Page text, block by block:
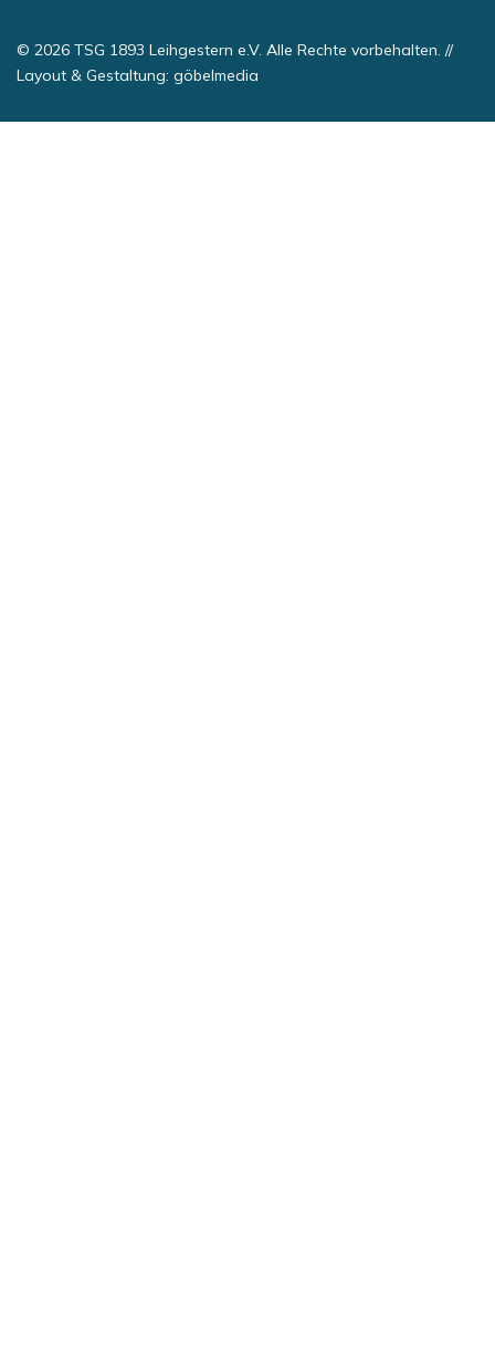
© 2026 TSG 1893 Leihgestern e.V. Alle Rechte vorbehalten. //
Layout & Gestaltung: göbelmedia